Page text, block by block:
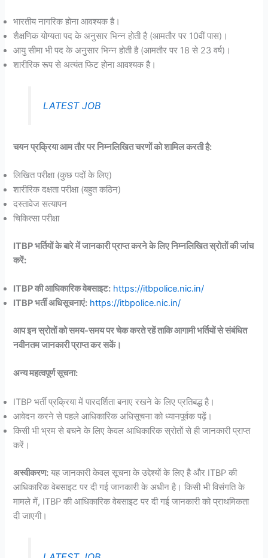
भारतीय नागरिक होना आवश्यक है।
शैक्षणिक योग्यता पद के अनुसार भिन्न होती है (आमतौर पर 10वीं पास)।
आयु सीमा भी पद के अनुसार भिन्न होती है (आमतौर पर 18 से 23 वर्ष)।
शारीरिक रूप से अत्यंत फिट होना आवश्यक है।
LATEST JOB
चयन प्रक्रिया आम तौर पर निम्नलिखित चरणों को शामिल करती है:
लिखित परीक्षा (कुछ पदों के लिए)
शारीरिक दक्षता परीक्षा (बहुत कठिन)
दस्तावेज सत्यापन
चिकित्सा परीक्षा
ITBP भर्तियों के बारे में जानकारी प्राप्त करने के लिए निम्नलिखित स्रोतों की जांच
करें:
ITBP की आधिकारिक वेबसाइट: https://itbpolice.nic.in/
ITBP भर्ती अधिसूचनाएं: https://itbpolice.nic.in/
आप इन स्रोतों को समय-समय पर चेक करते रहें ताकि आगामी भर्तियों से संबंधित
नवीनतम जानकारी प्राप्त कर सकें।
अन्य महत्वपूर्ण सूचना:
ITBP भर्ती प्रक्रिया में पारदर्शिता बनाए रखने के लिए प्रतिबद्ध है।
आवेदन करने से पहले आधिकारिक अधिसूचना को ध्यानपूर्वक पढ़ें।
किसी भी भ्रम से बचने के लिए केवल आधिकारिक स्रोतों से ही जानकारी प्राप्त
करें।
अस्वीकरण: यह जानकारी केवल सूचना के उद्देश्यों के लिए है और ITBP की
आधिकारिक वेबसाइट पर दी गई जानकारी के अधीन है। किसी भी विसंगति के
मामले में, ITBP की आधिकारिक वेबसाइट पर दी गई जानकारी को प्राथमिकता
दी जाएगी।